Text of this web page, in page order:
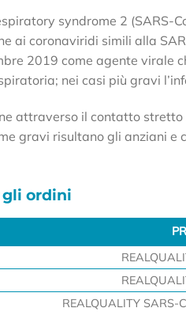
syndrome 2 (SARS-
ai coronaviridi simili alla
2019 come agente virale
nei casi più gravi
attraverso il contatto
gravi risultano gli anziani
ordini
REALQUALITY